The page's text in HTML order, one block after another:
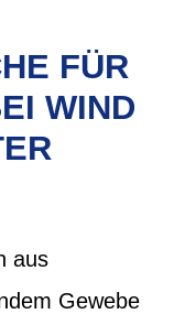
FÜR
WIND
aus
Gewebe